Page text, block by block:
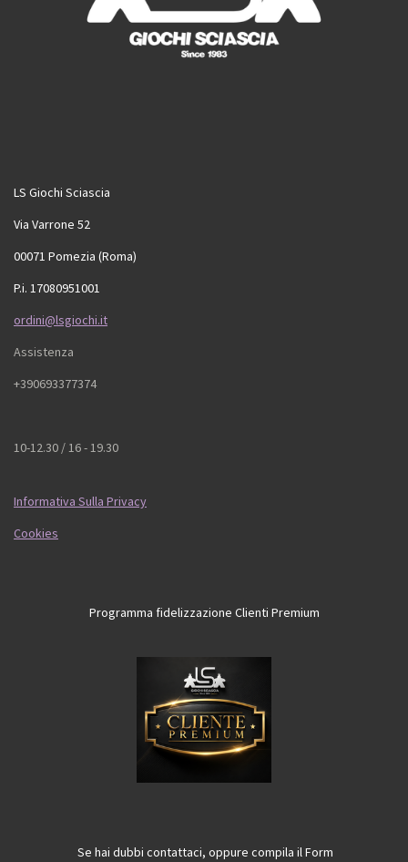
LS Giochi Sciascia
Via Varrone 52
00071 Pomezia (Roma)
P.i. 17080951001
ordini@lsgiochi.it
Assistenza
+390693377374
10-12.30 / 16 - 19.30
Informativa Sulla Privacy
Cookies
Programma fidelizzazione Clienti Premium
Se hai dubbi contattaci, oppure compila il Form